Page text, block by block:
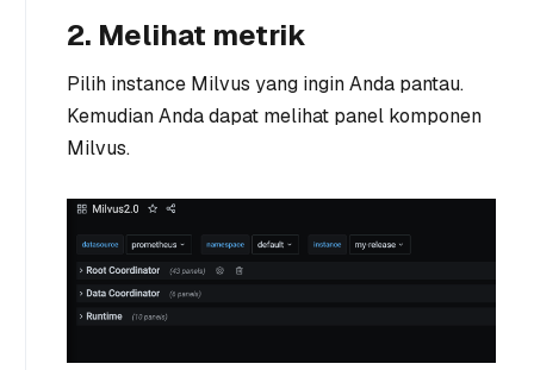
2. Melihat metrik
Pilih instance Milvus yang ingin Anda pantau.
Kemudian Anda dapat melihat panel komponen
Milvus.